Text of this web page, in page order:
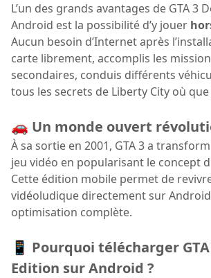
L’un des grands avantages de GTA 3
Android est la possibilité d’y jouer
Aucun besoin d’Internet après
carte librement, accomplis les
secondaires, conduis différents
tous les secrets de Liberty City où
🚗 Un monde ouvert
À sa sortie en 2001, GTA 3 a
jeu vidéo en popularisant le concept
Cette édition mobile permet de
vidéoludique directement sur
optimisation complète.
📱 Pourquoi télécharger
Edition sur Android ?